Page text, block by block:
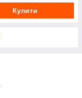
Купити